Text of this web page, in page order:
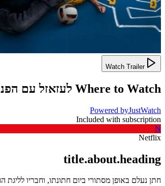
Watch Trailer
Where to Watch לעזאזל עם
Powered byJustWatch
Included with subscription
N
Netflix
title.about.heading
חתן נעלם באופן מסתורי ביום חתונתו, וחבריו